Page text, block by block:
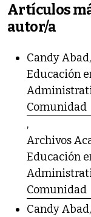
Artículos
autor/a
Candy Abad,
Educación
Comunidad
,
Archivos
Educación
Comunidad
Candy